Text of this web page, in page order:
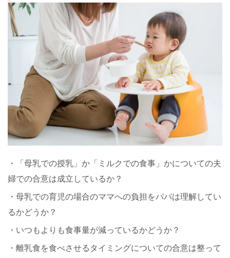
・「母乳での授乳」か「ミルクでの食事」かについての夫
婦での合意は成立しているか？
・母乳での育児の場合のママへの負担をパパは理解してい
るかどうか？
・いつもよりも食事量が減っているかどうか？
・離乳食を食べさせるタイミングについての合意は整って